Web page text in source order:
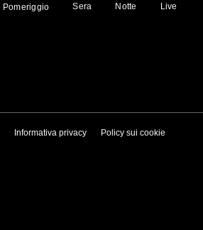
Pomeriggio Sera Notte Live
Informativa privacy Policy sui cookie